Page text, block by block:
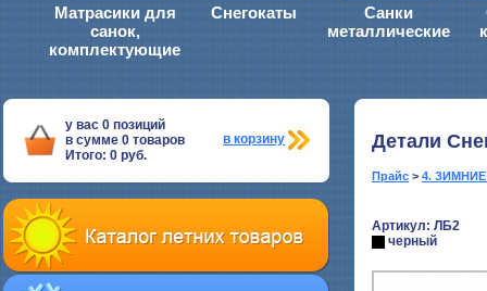
Матрасики для
санок,
комплектующие
Снегокаты
Санки
металлические
у вас 0 позиций
в сумме 0 товаров
Итого: 0 руб.
в корзину Детали
Прайс > 4.
Артикул: ЛБ2
черный